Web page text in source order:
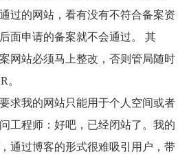
过的网站，看有没有不符合备案资
面申请的备案就不会通过。 其
网站必须马上整改，否则管局随时
。
求我的网站只能用于个人空间或者
工程师：好吧，已经闭站了。我的
通过博客的形式很难吸引用户，带